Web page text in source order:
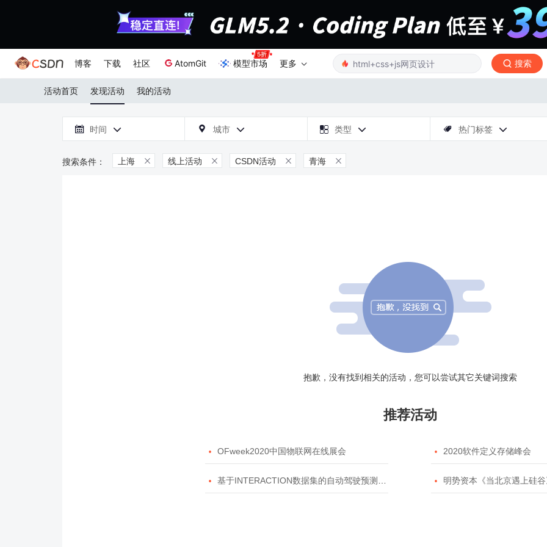
博客 下载 社区 AtomGit 模型市场 更多 搜索
活动首页 发现活动 我的活动
 时间   城市   类型   热门标签 
上海  线上活动  CSDN活动  青海 
抱歉，没有找到相关的活动，您可以尝试其它关键词搜索
推荐活动
 OFweek2020中国物联网在线展会  2020软件定义存储峰会
 基于INTERACTION数据集的自动驾驶预测模型挑战赛  明势资本《当北京遇上硅谷》系列